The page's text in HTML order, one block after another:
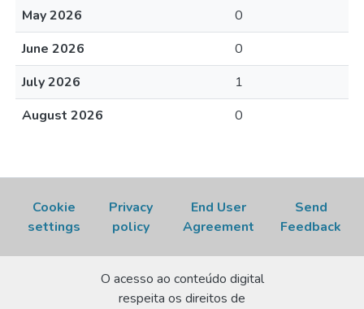
May 2026
0
June 2026
0
July 2026
1
August 2026
0
Cookie
settings
Privacy
policy
End User
Agreement
Send
Feedback
O acesso ao conteúdo digital
respeita os direitos de